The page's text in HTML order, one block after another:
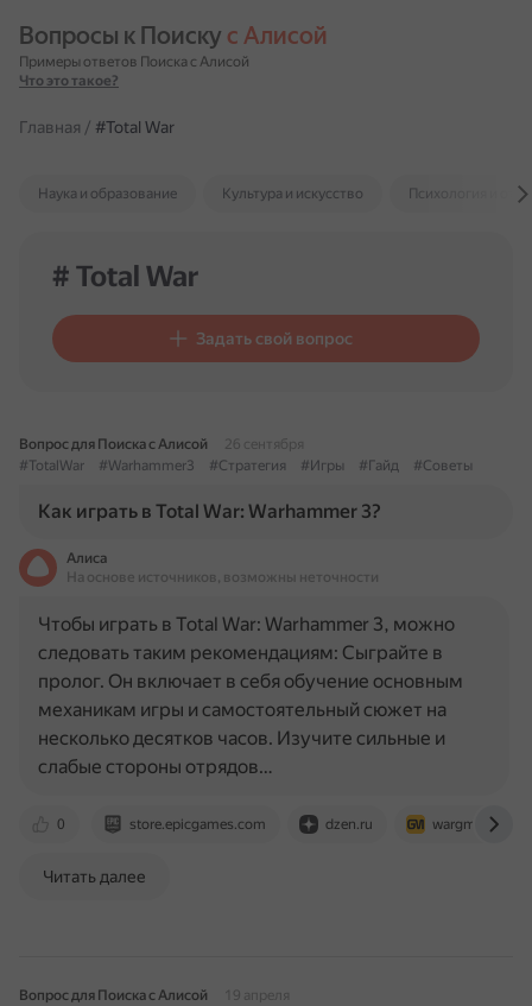
Вопросы к Поиску с Алисой
Примеры ответов Поиска с Алисой
Что это такое?
Главная / #Total War
Наука и образование Культура и искусство Психология и
# Total War
Задать свой вопрос
Вопрос для Поиска с Алисой
26 сентября
#TotalWar
#Warhammer3 #Стратегия #Игры #Гайд #Советы
Как играть в Total War: Warhammer 3?
Алиса
На основе источников, возможны неточности
0 store.epicgames.com dzen.ru wargm.ru
Чтобы играть в Total War: Warhammer 3, можно
следовать таким рекомендациям: Сыграйте в
пролог. Он включает в себя обучение основным
механикам игры и самостоятельный сюжет на
несколько десятков часов. Изучите сильные и
слабые стороны отрядов…
Читать далее
Вопрос для Поиска с Алисой
19 апреля